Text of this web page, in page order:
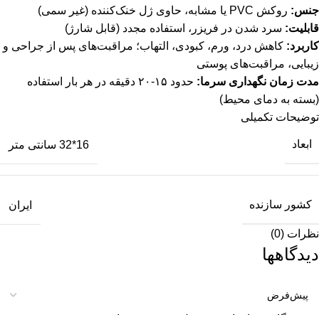
جنس: روکش PVC یا مشابه، حاوی ژل خنک‌کننده (غیر سمی)
قابلیت: سرد شدن در فریزر، استفاده مجدد (قابل شارژ)
کاربرد: کاهش درد، ورم، کبودی، التهاب؛ مراقبت‌های پس از جراحی و
زیبایی، مراقبت‌های پوستی
مدت زمان نگهداری سرما:
حدود ۱۵-۲۰ دقیقه در هر بار استفاده
(بسته به دمای محیط)
توضیحات تکمیلی
ابعاد 16*32 سانتی متر
کشور سازنده ایران
نظرات (0)
دیدگاهها